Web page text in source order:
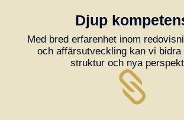
Djup
Med bred erfarenhet inom
och affärsutveckling kan vi bidra
struktur och nya
